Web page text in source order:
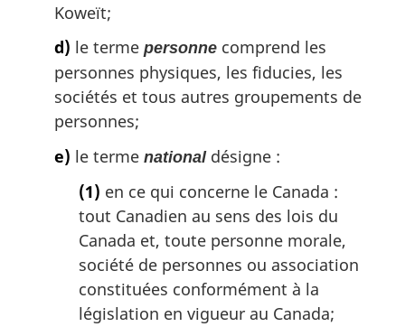
Koweït;
d) le terme personne comprend les
personnes physiques, les fiducies, les
sociétés et tous autres groupements de
personnes;
e) le terme nationaldésigne :
(1) en ce qui concerne le Canada :
tout Canadien au sens des lois du
Canada et, toute personne morale,
société de personnes ou association
constituées conformément à la
législation en vigueur au Canada;